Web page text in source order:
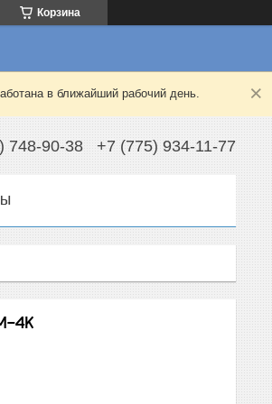
Корзина
в ближайший рабочий день.
748-90-38 +7 (775) 934-11-77
4K